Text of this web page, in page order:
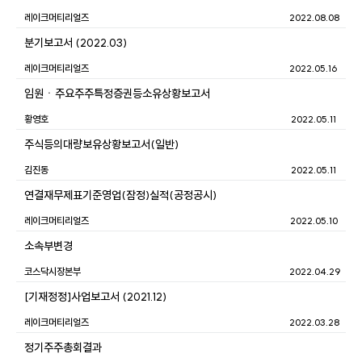
2022.08.08
레이크머티리얼즈
분기보고서 (2022.03)
2022.05.16
레이크머티리얼즈
임원ㆍ주요주주특정증권등소유상황보고서
2022.05.11
황영호
주식등의대량보유상황보고서(일반)
2022.05.11
김진동
연결재무제표기준영업(잠정)실적(공정공시)
2022.05.10
레이크머티리얼즈
소속부변경
2022.04.29
코스닥시장본부
[기재정정]사업보고서 (2021.12)
2022.03.28
레이크머티리얼즈
정기주주총회결과